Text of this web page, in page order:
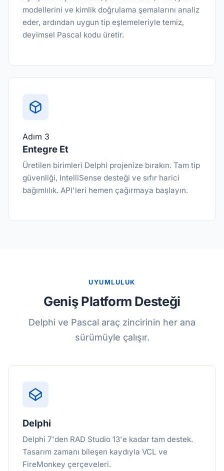
modellerini ve kimlik doğrulama şemalarını analiz
eder, ardından uygun tip eşlemeleriyle temiz,
deyimsel Pascal kodu üretir.
Adım 3
Entegre Et
Üretilen birimleri Delphi projenize bırakın. Tam tip
güvenliği, IntelliSense desteği ve sıfır harici
bağımlılık. API'leri hemen çağırmaya başlayın.
UYUMLULUK
Geniş Platform Desteği
Delphi ve Pascal araç zincirinin her ana
sürümüyle çalışır.
Delphi
Delphi 7'den RAD Studio 13'e kadar tam destek.
Tasarım zamanı bileşen kaydıyla VCL ve
FireMonkey çerçeveleri.